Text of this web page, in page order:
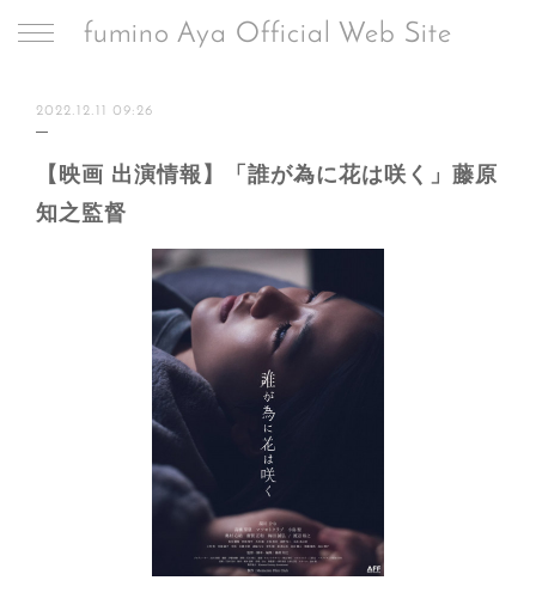
fumino Aya Official Web Site
2022.12.11 09:26
【映画 出演情報】「誰が為に花は咲く」藤原
知之監督